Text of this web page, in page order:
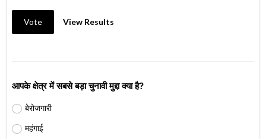
Vote View Results
आपके क्षेत्र में सबसे बड़ा चुनावी मुद्दा क्या है?
बेरोजगारी
महंगाई